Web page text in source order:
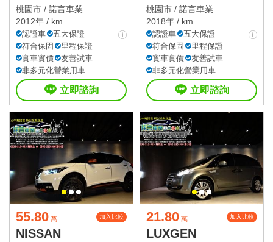
桃園市 / 諾言車業
2012年 / km
認證車
五大保證
符合保固
里程保證
實車實價
友善試車
非多元化營業用車
立即諮詢
桃園市 / 諾言車業
2018年 / km
認證車
五大保證
符合保固
里程保證
實車實價
友善試車
非多元化營業用車
立即諮詢
55.80 萬 加入比較
NISSAN
21.80 萬 加入比較
LUXGEN